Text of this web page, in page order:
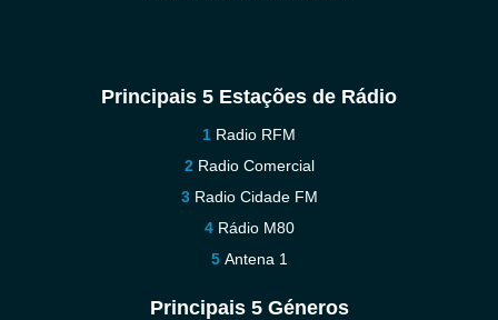
Principais 5 Estações de Rádio
Radio RFM
Radio Comercial
Radio Cidade FM
Rádio M80
Antena 1
Principais 5 Géneros